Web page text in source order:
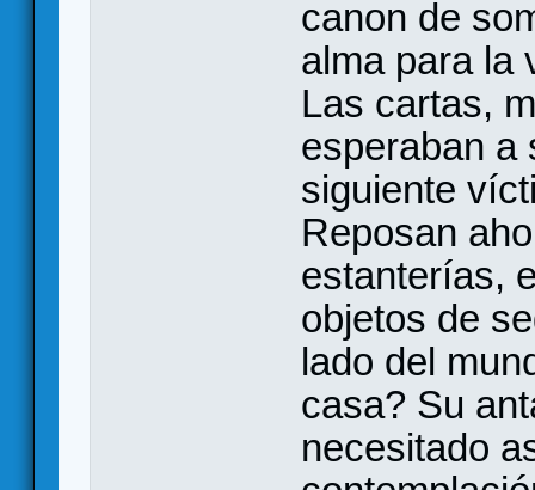
canon de
alma para la
Las cartas,
esperaban a
siguiente
Reposan
estanterías,
objetos de
lado del
casa? Su
necesitado